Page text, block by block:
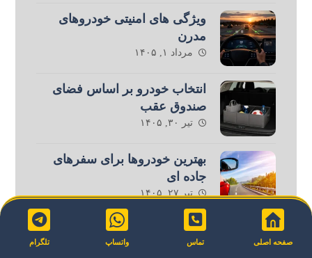
ویژگی های امنیتی خودروهای
مدرن
مرداد ۱, ۱۴۰۵
انتخاب خودرو بر اساس فضای
صندوق عقب
تیر ۳۰, ۱۴۰۵
بهترین خودروها برای سفرهای
جاده ای
تیر ۲۷, ۱۴۰۵
مقایسه خودروهای اقتصادی و
لوکس
صفحه اصلی تماس واتساپ تلگرام